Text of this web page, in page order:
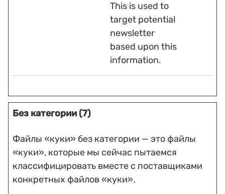
This is used to
target potential
newsletter
based upon this
information.
Без категории (7)
Файлы «куки» без категории — это файлы
«куки», которые мы сейчас пытаемся
классифицировать вместе с поставщиками
конкретных файлов «куки».